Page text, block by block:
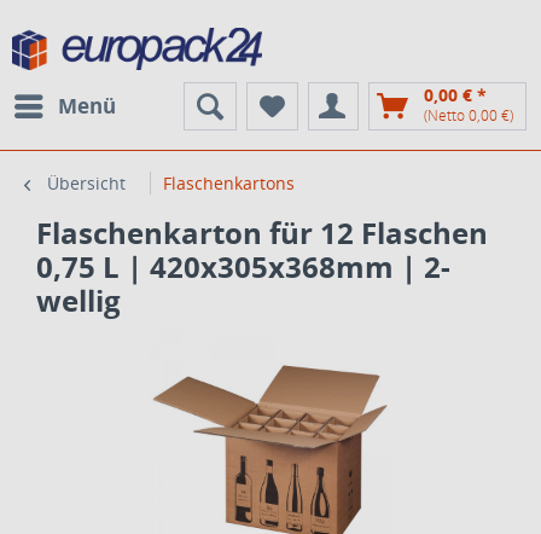
Menü 0,00 € *
(Netto 0,00 €)
Übersicht Flaschenkartons
Flaschenkarton für 12 Flaschen
0,75 L | 420x305x368mm | 2-
wellig